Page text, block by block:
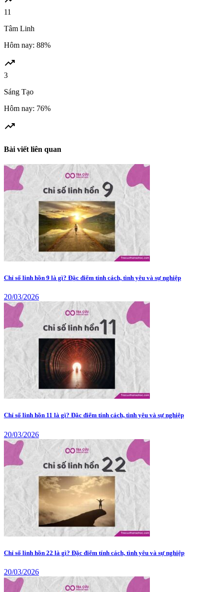
11
Tâm Linh
Hôm nay: 88%
trending_up
3
Sáng Tạo
Hôm nay: 76%
trending_up
Bài viết liên quan
Chỉ số linh hồn 9 là gì? Đặc điểm tính cách, tình yêu và sự nghiệp
20/03/2026
Chỉ số linh hồn 11 là gì? Đặc điểm tính cách, tình yêu và sự nghiệp
20/03/2026
Chỉ số linh hồn 22 là gì? Đặc điểm tính cách, tình yêu và sự nghiệp
20/03/2026